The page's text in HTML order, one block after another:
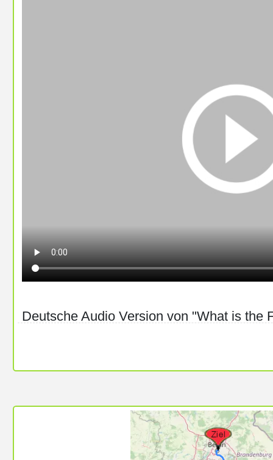
Deutsche Audio Version von "What is the
erstellt von
chris@videos.im.allmendenetz.de